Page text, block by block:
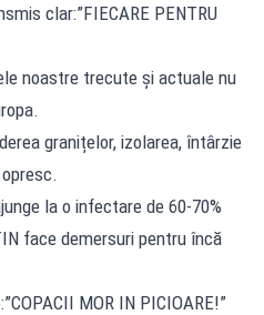
clar:”FIECARE PENTRU
noastre trecute și actuale nu
granițelor, izolarea, întârzie
la o infectare de 60-70%
face demersuri pentru încă
MOR IN PICIOARE!”